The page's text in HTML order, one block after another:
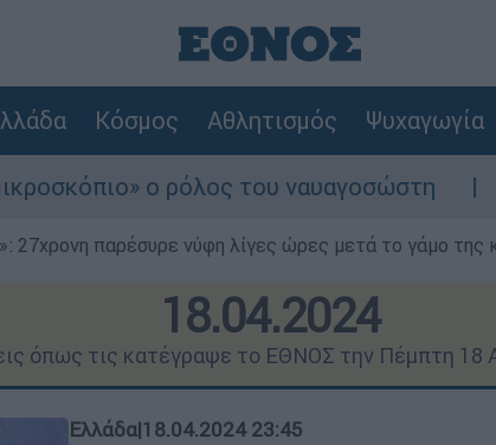
Κόσμος Αθλητισμός Ψυχαγωγία
του ναυαγοσώστη Συναγερμός
27χρονη παρέσυρε νύφη λίγες ώρες μετά το γάμο της
18.04.2024
όπως τις κατέγραψε το ΕΘΝΟΣ την Πέμπτη 18
Ελλάδα|18.04.2024 23:45